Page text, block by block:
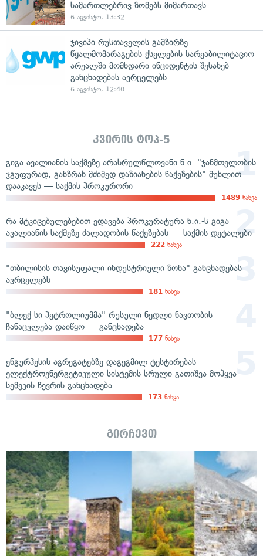
სამართლებრივ ზომებს მიმართავს
6 აგვისტო, 13:32
ჯივიპი რუსთაველის გამზირზე
წყალმომარაგების ქსელების სარეაბილიტაციო
არეალში მომხდარი ინციდენტის შესახებ
განცხადებას ავრცელებს
6 აგვისტო, 12:40
კვირის ტოპ-5
გიგა ავალიანის საქმეზე არასრულწლოვანი ნ.ი. "ჯანმთელობის
ჯგუფურად, განზრახ მძიმედ დაზიანების წაქეზების" მუხლით
დააკავეს — საქმის პროკურორი
1489 ნახვა
რა მტკიცებულებებით ედავება პროკურატურა ნ.ი.-ს გიგა
ავალიანის საქმეზე ძალადობის წაქეზებას — საქმის დეტალები
222 ნახვა
"თბილისის თავისუფალი ინდუსტრიული ზონა" განცხადებას
ავრცელებს
181 ნახვა
"ბლექ სი პეტროლიუმმა" რუსული ნედლი ნავთობის
ჩანაცვლება დაიწყო — განცხადება
177 ნახვა
ენგურჰესის აგრეგატებზე დაგეგმილ ტესტირებას
ელექტროენერგეტიკული სისტემის სრული გათიშვა მოჰყვა —
სემეკის წევრის განცხადება
173 ნახვა
გირჩევთ